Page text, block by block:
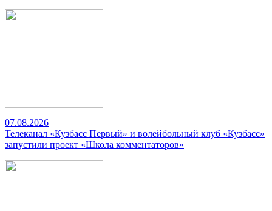
07.08.2026
Телеканал «Кузбасс Первый» и волейбольный клуб «Кузбасс»
запустили проект «Школа комментаторов»